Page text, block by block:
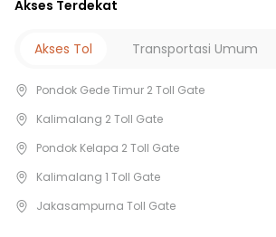
16 Menit ke Lagoon Avenue Mall Bekasi
10 Menit ke Pasar Mediterania
10 Menit ke Pasar Cikunir
12 Menit ke Pasar Bersih Kemang Cempaka
15 Menit ke Pasar Fajar Jaya
Akses Terdekat
Akses Tol Transportasi Umum
Pondok Gede Timur 2 Toll Gate
Kalimalang 2 Toll Gate
Pondok Kelapa 2 Toll Gate
Kalimalang 1 Toll Gate
Jakasampurna Toll Gate